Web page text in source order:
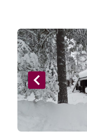
Previous